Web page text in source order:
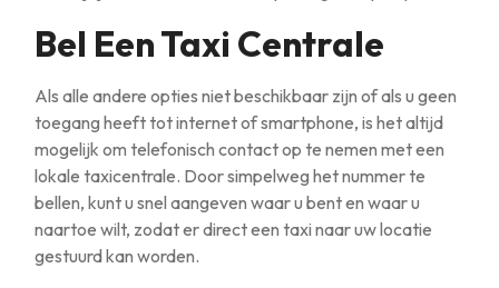
Bel Een Taxi Centrale
Als alle andere opties niet beschikbaar zijn of als u geen
toegang heeft tot internet of smartphone, is het altijd
mogelijk om telefonisch contact op te nemen met een
lokale taxicentrale. Door simpelweg het nummer te
bellen, kunt u snel aangeven waar u bent en waar u
naartoe wilt, zodat er direct een taxi naar uw locatie
gestuurd kan worden.